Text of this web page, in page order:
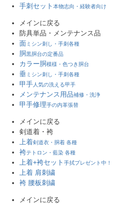
手刺セット 本物志向・経験者向け
メインに戻る
防具単品・メンテナンス品
面 ミシン刺し・手刺各種
胴黒胴台の定番品
カラー胴模様・色つき胴台
垂 ミシン刺し・手刺各種
甲手 人気の洗える甲手
メンテナンス用品補修・洗浄
甲手修理手の内革張替
メインに戻る
剣道着・袴
上着剣道衣・胴着 各種
袴テトロン・藍染 各種
上着+袴セット 手拭プレゼント中！
上着 肩刺繍
袴 腰板刺繍
メインに戻る